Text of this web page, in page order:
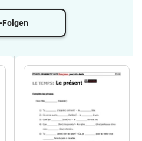
Folgen